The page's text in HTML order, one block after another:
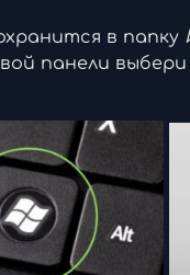
в папку
панели выбери